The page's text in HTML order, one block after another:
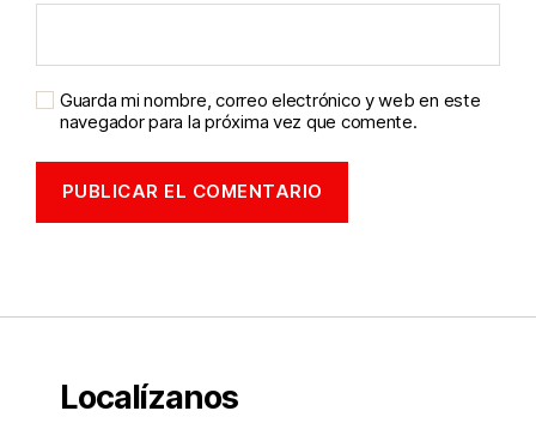
Guarda mi nombre, correo electrónico y web en este
navegador para la próxima vez que comente.
Localízanos